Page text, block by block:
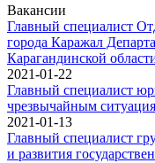
Вакансии
Главный специалист
города Каражал
Карагандинской
2021-01-22
Главный специалист
чрезвычайным
2021-01-13
Главный специалист
и развития